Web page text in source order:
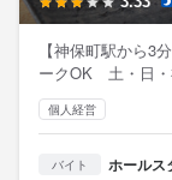
【神保町駅から3
ークOK 土・日・
個人経営
バイト ホールス
身に付くスキ
包丁さばき 飾り包丁
日本酒の知識
そんなあなたが輝
一緒に、最高に楽
固定給35万円以上
社宅あり／社食・
装・髪型・髪色自
OK／面接1回・リ
女性活躍中／未経
身に付くス
社宅あり／社食・
装・髪型・髪色自
OK／面接1回・リ
女性活躍中／未経